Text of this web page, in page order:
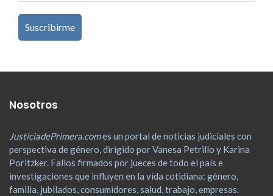
Nosotros
JusticiadePrimera.comes un portal de noticias judiciales con
perspectiva de género, dirigido por Vanesa Petrillo y Karina
Poritzker. Fallos firmados por jueces de todo el país e
investigaciones que influyen en la vida cotidiana: género,
familia, jubilados, consumidores, salud, trabajo, empresas.